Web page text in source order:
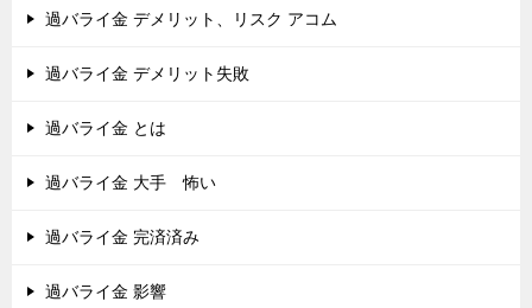
過バライ金 デメリット、リスク アコム
過バライ金 デメリット失敗
過バライ金 とは
過バライ金 大手 怖い
過バライ金 完済済み
過バライ金 影響